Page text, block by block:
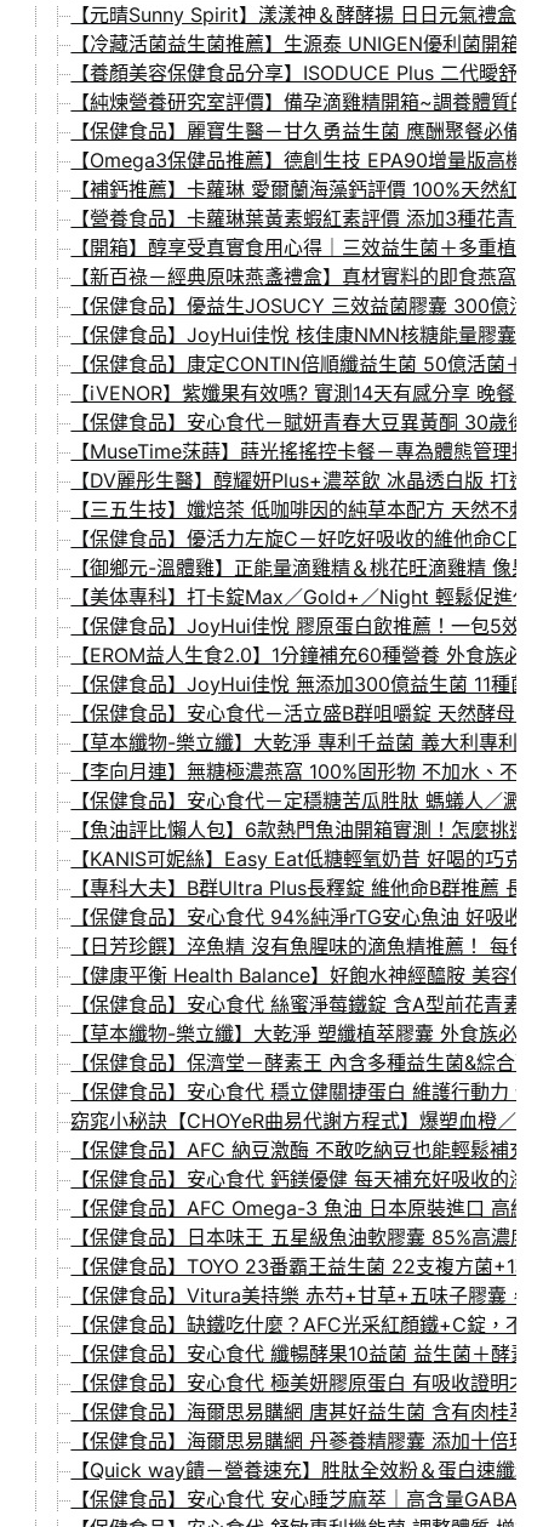
【元晴Sunny Spirit】漾漾神＆酵酵揚 日日元氣禮盒
【冷藏活菌益生菌推薦】生源泰 UNIGEN優利菌開箱
【養顏美容保健食品分享】ISODUCE Plus 二代曖舒
【純煉營養研究室評價】備孕滴雞精開箱~調養體質
【保健食品】麗寶生醫－甘久勇益生菌 應酬聚餐必
【Omega3保健品推薦】德創生技 EPA90增量版高
【補鈣推薦】卡蘿琳 愛爾蘭海藻鈣評價 100%天然紅
【營養食品】卡蘿琳葉黃素蝦紅素評價 添加3種花青
【開箱】醇享受真實食用心得｜三效益生菌＋多重植
【新百祿－經典原味燕盞禮盒】真材實料的即食燕窩
【保健食品】優益生JOSUCY 三效益菌膠囊 300億
【保健食品】JoyHui佳悅 核佳康NMN核糖能量膠囊
【保健食品】康定CONTIN倍順纖益生菌 50億活菌
【iVENOR】紫孅果有效嗎? 實測14天有感分享 晚餐
【保健食品】安心食代－賦妍青春大豆異黃酮 30歲
【MuseTime莯蒔】蒔光搖搖控卡餐－專為體態管理
【DV麗彤生醫】醇耀妍Plus+濃萃飲 冰晶透白版 打
【三五生技】孅焙茶 低咖啡因的純草本配方 天然不
【保健食品】優活力左旋C－好吃好吸收的維他命C
【御鄉元-溫體雞】正能量滴雞精＆桃花旺滴雞精 像
【美体專科】打卡錠Max／Gold+／Night 輕鬆促進代
【保健食品】JoyHui佳悅 膠原蛋白飲推薦！一包5效
【EROM益人生食2.0】1分鐘補充60種營養 外食族
【保健食品】JoyHui佳悅 無添加300億益生菌 11種
【保健食品】安心食代－活立盛B群咀嚼錠 天然酵母
【草本纖物-樂立纖】大乾淨 專利千益菌 義大利專利
【李向月連】無糖極濃燕窩 100%固形物 不加水、不
【保健食品】安心食代－定穩糖苦瓜胜肽 螞蟻人／
【魚油評比懶人包】6款熱門魚油開箱實測！怎麼挑
【KANIS可妮絲】Easy Eat低糖輕氧奶昔 好喝的巧
【專科大夫】B群Ultra Plus長釋錠 維他命B群推薦
【保健食品】安心食代 94%純淨rTG安心魚油 好吸
【日芳珍饌】淬魚精 沒有魚腥味的滴魚精推薦！ 每
【健康平衡 Health Balance】好飽水神經醯胺 美容
【保健食品】安心食代 絲蜜淨莓鐵錠 含A型前花青
【草本纖物-樂立纖】大乾淨 塑纖植萃膠囊 外食族必
【保健食品】保濟堂－酵素王 內含多種益生菌&綜合
【保健食品】安心食代 穩立健關捷蛋白 維護行動力
窈窕小秘訣【CHOYeR曲易代謝方程式】爆塑血橙／
【保健食品】AFC 納豆激酶 不敢吃納豆也能輕鬆補
【保健食品】安心食代 鈣鎂優健 每天補充好吸收的
【保健食品】AFC Omega-3 魚油 日本原裝進口 高
【保健食品】日本味王 五星級魚油軟膠囊 85%高濃
【保健食品】TOYO 23番霸王益生菌 22支複方菌+1
【保健食品】Vitura美持樂 赤芍+甘草+五味子膠囊
【保健食品】缺鐵吃什麼？AFC光采紅顏鐵+C錠，
【保健食品】安心食代 纖暢酵果10益菌 益生菌＋酵
【保健食品】安心食代 極美妍膠原蛋白 有吸收證明
【保健食品】海爾思易購網 唐甚好益生菌 含有肉桂
【保健食品】海爾思易購網 丹蔘養精膠囊 添加十倍
【Quick way饋－營養速充】胜肽全效粉＆蛋白速纖
【保健食品】安心食代 安心睡芝麻萃｜高含量GABA